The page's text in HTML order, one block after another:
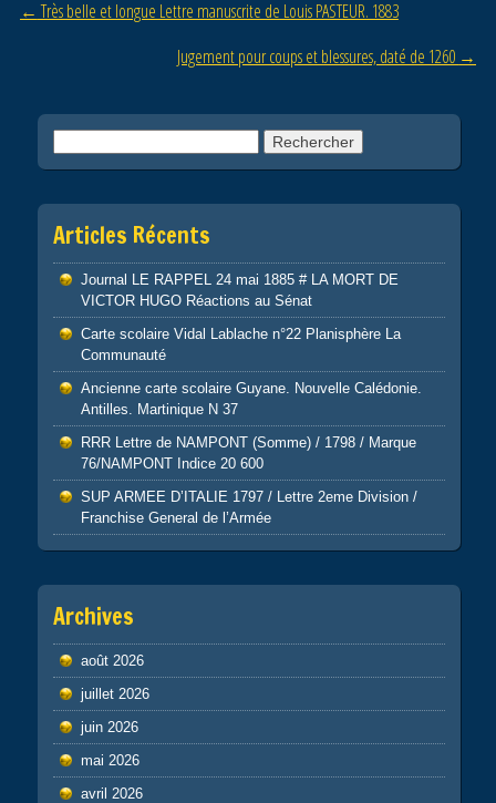
o
Post navigation
← Très belle et longue Lettre manuscrite de Louis PASTEUR. 1883
Jugement pour coups et blessures, daté de 1260 →
Articles Récents
Journal LE RAPPEL 24 mai 1885 # LA MORT DE
VICTOR HUGO Réactions au Sénat
Carte scolaire Vidal Lablache n°22 Planisphère La
Communauté
Ancienne carte scolaire Guyane. Nouvelle Calédonie.
Antilles. Martinique N 37
RRR Lettre de NAMPONT (Somme) / 1798 / Marque
76/NAMPONT Indice 20 600
SUP ARMEE D’ITALIE 1797 / Lettre 2eme Division /
Franchise General de l’Armée
Archives
août 2026
juillet 2026
juin 2026
mai 2026
avril 2026